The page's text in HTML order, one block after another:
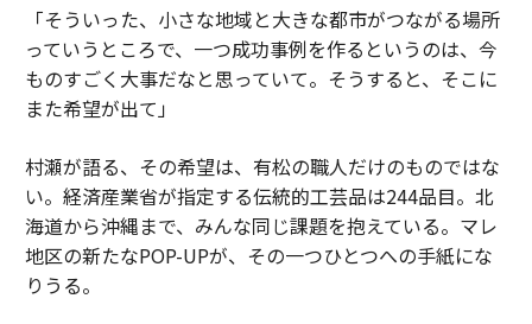
「そういった、小さな地域と大きな都市がつながる場所
っていうところで、一つ成功事例を作るというのは、今
ものすごく大事だなと思っていて。そうすると、そこに
また希望が出て」
村瀬が語る、その希望は、有松の職人だけのものではな
い。経済産業省が指定する伝統的工芸品は244品目。北
海道から沖縄まで、みんな同じ課題を抱えている。マレ
地区の新たなPOP-UPが、その一つひとつへの手紙にな
りうる。